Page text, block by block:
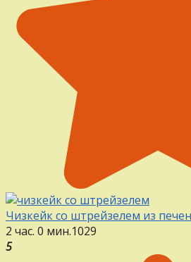
Чизкейк со штрейзелем из
2 час. 0 мин.1029
5